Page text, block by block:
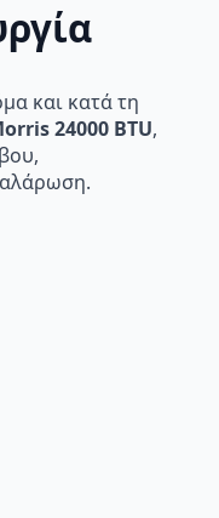
και κατά τη
24000 BTU,